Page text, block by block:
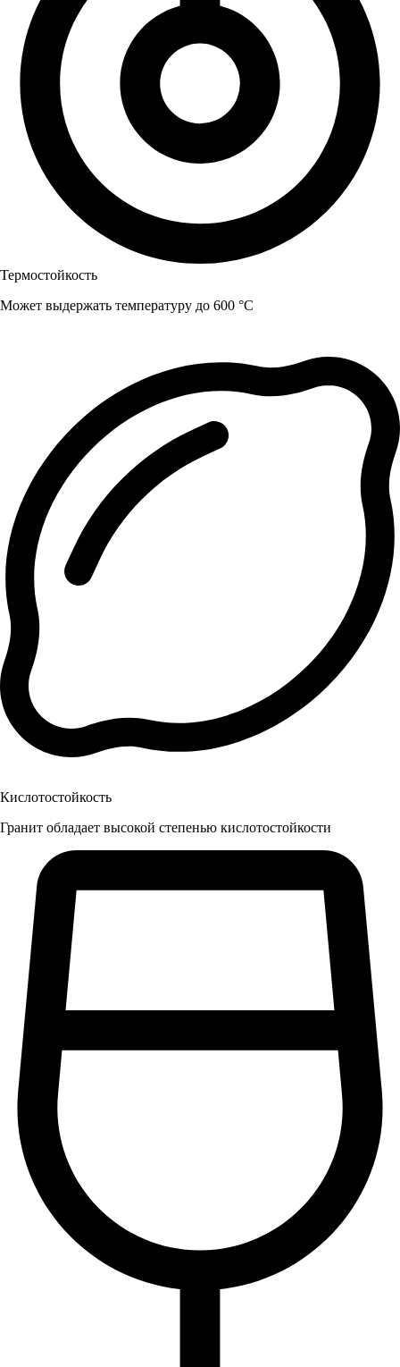
Термостойкость
Может выдержать температуру до 600 °C
Кислотостойкость
Гранит обладает высокой степенью кислотостойкости